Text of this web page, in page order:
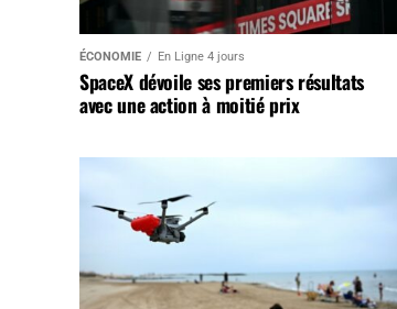
ÉCONOMIE En Ligne 4 jours
SpaceX dévoile ses premiers résultats
avec une action à moitié prix